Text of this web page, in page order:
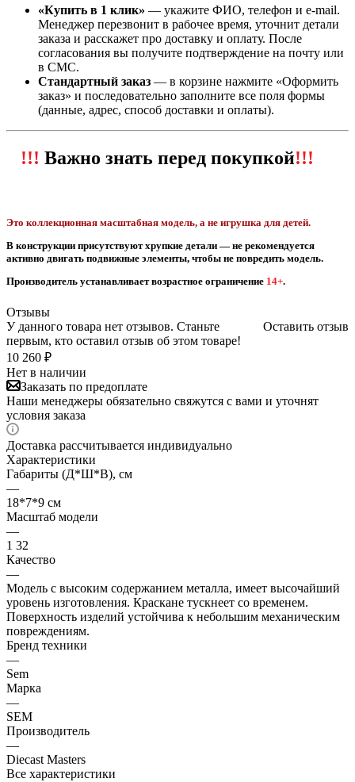
«Купить в 1 клик» — укажите ФИО, телефон и e‑mail.
Менеджер перезвонит в рабочее время, уточнит детали
заказа и расскажет про доставку и оплату. После
согласования вы получите подтверждение на почту или
в СМС.
Стандартный заказ — в корзине нажмите «Оформить
заказ» и последовательно заполните все поля формы
(данные, адрес, способ доставки и оплаты).
!!! Важно знать перед покупкой!!!
Это коллекционная масштабная модель, а не игрушка для детей.
В конструкции присутствуют хрупкие детали — не рекомендуется
активно двигать подвижные элементы, чтобы не повредить модель.
Производитель устанавливает возрастное ограничение 14+.
Отзывы
Оставить отзыв
У данного товара нет отзывов. Станьте
первым, кто оставил отзыв об этом товаре!
10 260 ₽
Нет в наличии
Заказать по предоплате
Наши менеджеры обязательно свяжутся с вами и уточнят
условия заказа
Доставка рассчитывается индивидуально
Характеристики
Габариты (Д*Ш*В), см
—
18*7*9 см
Масштаб модели
—
1 32
Качество
—
Модель с высоким содержанием металла, имеет высочайший
уровень изготовления. Краскане тускнеет со временем.
Поверхность изделий устойчива к небольшим механическим
повреждениям.
Бренд техники
—
Sem
Марка
—
SEM
Производитель
—
Diecast Masters
Все характеристики